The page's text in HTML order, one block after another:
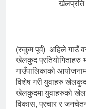
खेलप्रति
(रुकुम पूर्व) अहिले गाउँ
खेलकुद प्रतियोगिताहरु
गाउँपालिकाको
विशेष गरी युवाहरु
खेलकुदमा युवाहरुको
विकास, प्रचार र